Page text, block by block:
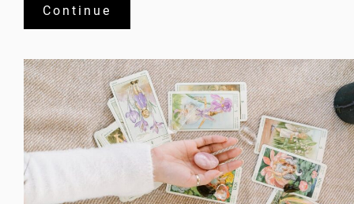
Continue